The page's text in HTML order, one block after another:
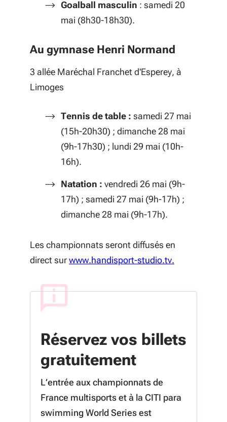
Goalball masculin : samedi 20
mai (8h30-18h30).
Au gymnase Henri Normand
3 allée Maréchal Franchet d'Esperey, à
Limoges
Tennis de table : samedi 27 mai
(15h-20h30) ; dimanche 28 mai
(9h-17h30) ; lundi 29 mai (10h-
16h).
Natation : vendredi 26 mai (9h-
17h) ; samedi 27 mai (9h-17h) ;
dimanche 28 mai (9h-17h).
Les championnats seront diffusés en
direct surwww.handisport-studio.tv.
Réservez vos billets
gratuitement
L’entrée aux championnats de
France multisports et à la CITI para
swimming World Seriesest